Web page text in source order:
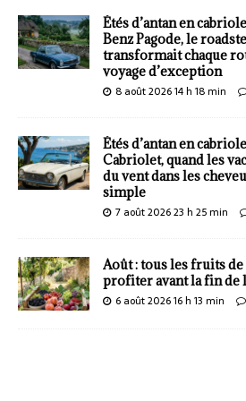
Étés d’antan en
Benz Pagode, le
transformait chaque
voyage d’exception
8 août 2026 14 h 18 min
Étés d’antan en
Cabriolet, quand les
du vent dans les
simple
7 août 2026 23 h 25 min
Août : tous les fruits
profiter avant la fin de
6 août 2026 16 h 13 min